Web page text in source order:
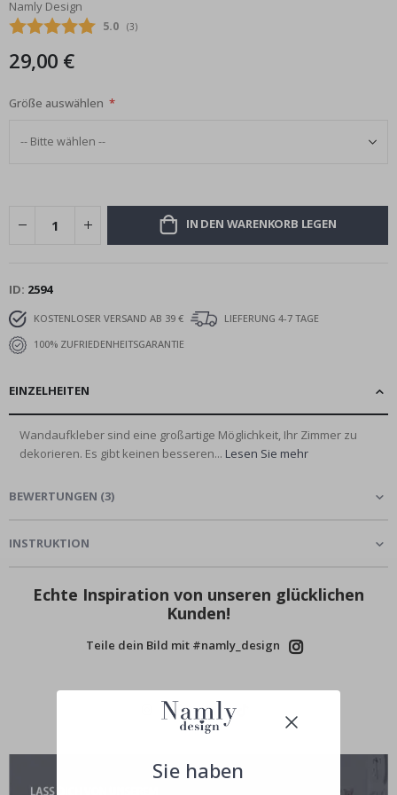
Bildgalerie
springen
Namly Design
Durchschnittliche Bewertung:
5.0 (abgegebene bewertungen:
3)
29,00 €
Größe auswählen
IN DEN WARENKORB LEGEN
ID 2594
KOSTENLOSER VERSAND AB 39 €
LIEFERUNG 4-7 TAGE
100% ZUFRIEDENHEITSGARANTIE
EINZELHEITEN
Wandaufkleber sind eine großartige Möglichkeit, Ihr Zimmer zu
dekorieren. Es gibt keinen besseren... Lesen Sie mehr
BEWERTUNGEN (3)
INSTRUKTION
Echte Inspiration von unseren glücklichen
Kunden!
Teile dein Bild mit #namly_design
Sie haben